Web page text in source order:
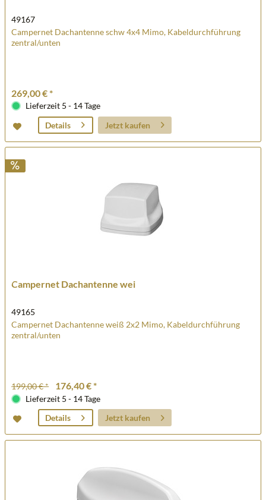
49167
Campernet Dachantenne schw 4x4 Mimo, Kabeldurchführung
zentral/unten
269,00 € *
Lieferzeit 5 - 14 Tage
Details
Jetzt kaufen
Campernet Dachantenne wei
49165
Campernet Dachantenne weiß 2x2 Mimo, Kabeldurchführung
zentral/unten
199,00 € * 176,40 € *
Lieferzeit 5 - 14 Tage
Details
Jetzt kaufen